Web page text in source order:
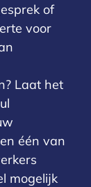
of
voor
Laat het
één van
mogelijk